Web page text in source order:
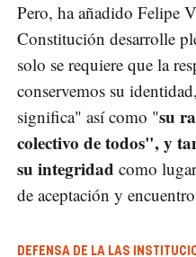
Pero, ha añadido Felipe
Constitución desarrolle
solo se requiere que la
conservemos su
significa" así como "su
colectivo de todos", y
su integridad como
de aceptación y
DEFENSA DE LA LAS